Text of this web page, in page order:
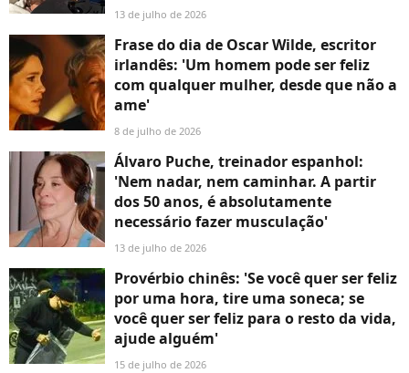
13 de julho de 2026
Frase do dia de Oscar Wilde, escritor
irlandês: 'Um homem pode ser feliz
com qualquer mulher, desde que não a
ame'
8 de julho de 2026
Álvaro Puche, treinador espanhol:
'Nem nadar, nem caminhar. A partir
dos 50 anos, é absolutamente
necessário fazer musculação'
13 de julho de 2026
Provérbio chinês: 'Se você quer ser feliz
por uma hora, tire uma soneca; se
você quer ser feliz para o resto da vida,
ajude alguém'
15 de julho de 2026